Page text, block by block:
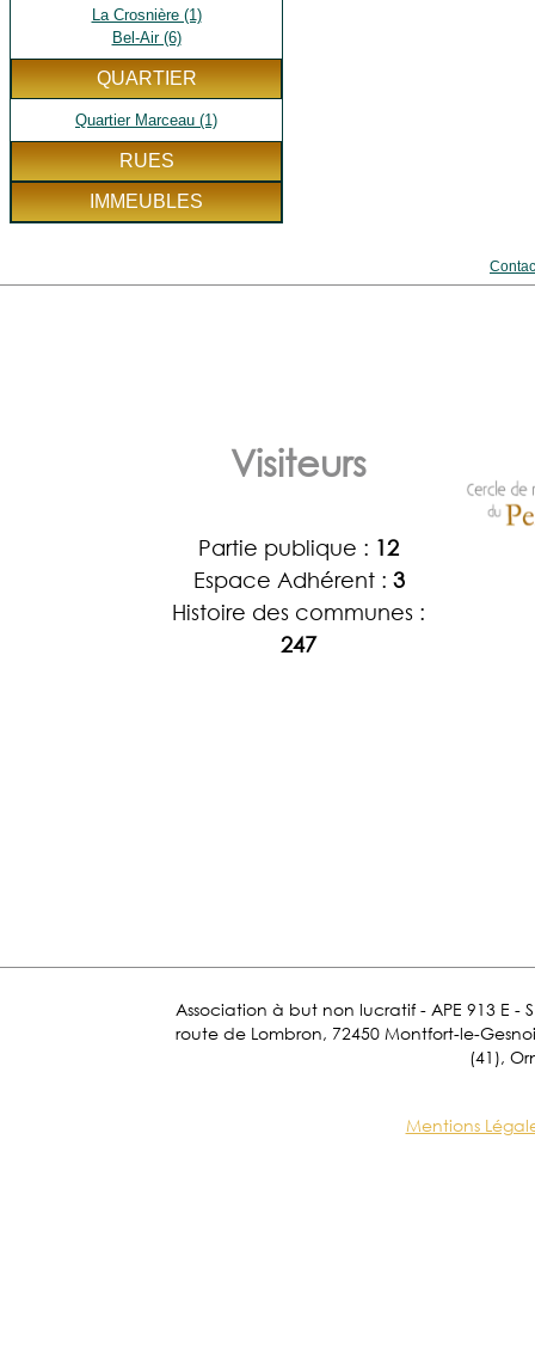
La Crosnière (1)
Bel-Air (6)
QUARTIER
Quartier Marceau (1)
RUES
IMMEUBLES
Visiteurs
Partie publique : 12
Espace Adhérent : 3
Histoire des communes :
247
Association à but non lucratif - APE 913 E -
route de Lombron, 72450 Montfort-le-
(41),
Mentions